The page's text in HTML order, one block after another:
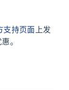
支持页面上发
。